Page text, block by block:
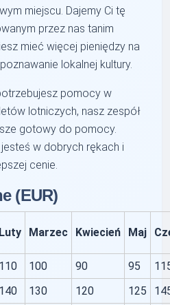
miejscu. Dajemy Ci tę
przez nas tanim
mieć więcej pieniędzy na
lokalnej kultury.
pomocy w
lotniczych, nasz zespół
gotowy do pomocy.
w dobrych rękach i
cenie.
(EUR)
Luty Marzec Kwiecień Maj
110 100 90 95
140 130 120 125